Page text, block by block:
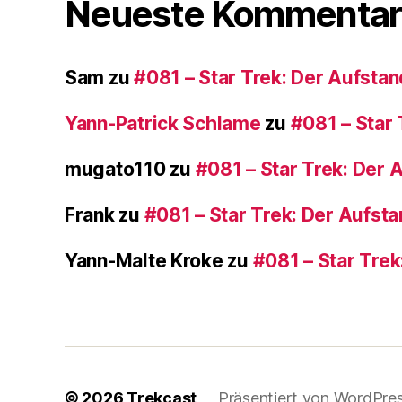
Neueste
Sam zu#081 – Star Trek: Der
Yann-Patrick Schlame zu #081 – Star
mugato110zu #081 – Star Trek: Der
Frankzu #081 – Star Trek: Der
Yann-Malte Kroke zu #081 – Star
© 2026 Trekcast Präsentiert von